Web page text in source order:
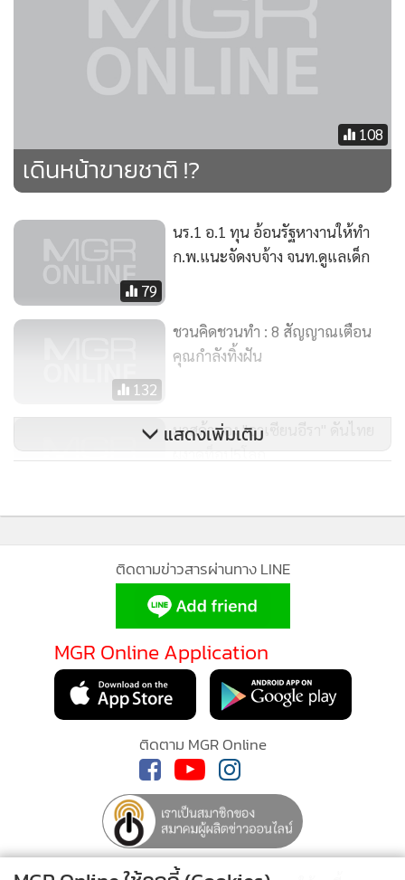
108
เดินหน้าขายชาติ !?
79
นร.1 อ.1 ทุน อ้อนรัฐหางานให้ทำ
ก.พ.แนะจัดงบจ้าง จนท.ดูแลเด็ก
132
ชวนคิดชวนทำ : 8 สัญญาณเตือน
คุณกำลังทิ้งฝัน
มาสด้ามอง "อาเซียนอีรา" ดันไทย
ผงาดท็อป5โลก
แสดงเพิ่มเติม
ติดตามข่าวสารผ่านทาง LINE
MGR Online Application
ติดตาม MGR Online